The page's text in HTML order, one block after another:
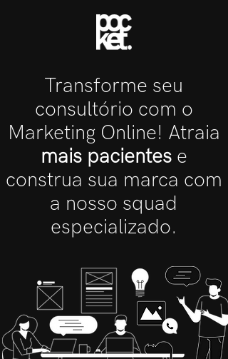
Transforme seu
consultório com o
Marketing Online! Atraia
mais pacientese
construa sua marca com
a nosso squad
especializado.